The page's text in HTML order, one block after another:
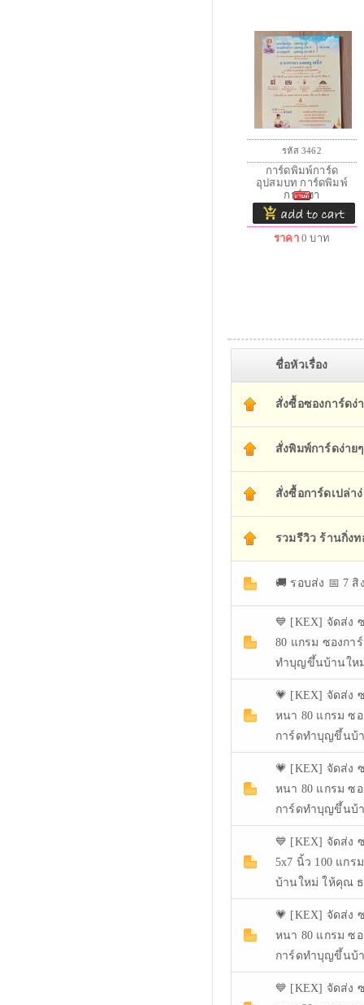
รหัส 3462
การ์ดพิมพ์การ์ด
อุปสมบท การ์ดพิมพ์
การ์ดงา
ราคา 0 บาท
ชื่อหัวเรื่อง
สั่งซื้อซองการ์ดง่
สั่งพิมพ์การ์ดง่าย
สั่งซื้อการ์ดเปล่า
รวมรีวิว ร้านกิ่งท
🚚 รอบส่ง 📅 7 สิ
💙 [KEX] จัดส่ง
80 แกรม ซองกา
ทำบุญขึ้นบ้านให
💗 [KEX] จัดส่ง
หนา 80 แกรม ซ
การ์ดทำบุญขึ้นบ้
💗 [KEX] จัดส่ง
หนา 80 แกรม ซ
การ์ดทำบุญขึ้นบ้
💙 [KEX] จัดส่ง
5x7 นิ้ว 100 แก
บ้านใหม่ ให้คุณ
💗 [KEX] จัดส่ง
หนา 80 แกรม ซ
การ์ดทำบุญขึ้นบ้
💙 [KEX] จัดส่ง